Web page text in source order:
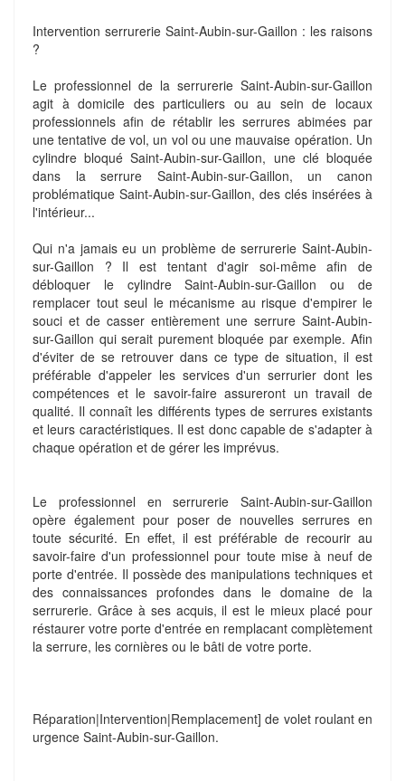
Intervention serrurerie Saint-Aubin-sur-Gaillon : les raisons
?
Le professionnel de la serrurerie Saint-Aubin-sur-Gaillon
agit à domicile des particuliers ou au sein de locaux
professionnels afin de rétablir les serrures abimées par
une tentative de vol, un vol ou une mauvaise opération. Un
cylindre bloqué Saint-Aubin-sur-Gaillon, une clé bloquée
dans la serrure Saint-Aubin-sur-Gaillon, un canon
problématique Saint-Aubin-sur-Gaillon, des clés insérées à
l'intérieur...
Qui n'a jamais eu un problème de serrurerie Saint-Aubin-
sur-Gaillon ? Il est tentant d'agir soi-même afin de
débloquer le cylindre Saint-Aubin-sur-Gaillon ou de
remplacer tout seul le mécanisme au risque d'empirer le
souci et de casser entièrement une serrure Saint-Aubin-
sur-Gaillon qui serait purement bloquée par exemple. Afin
d'éviter de se retrouver dans ce type de situation, il est
préférable d'appeler les services d'un serrurier dont les
compétences et le savoir-faire assureront un travail de
qualité. Il connaît les différents types de serrures existants
et leurs caractéristiques. Il est donc capable de s'adapter à
chaque opération et de gérer les imprévus.
Le professionnel en serrurerie Saint-Aubin-sur-Gaillon
opère également pour poser de nouvelles serrures en
toute sécurité. En effet, il est préférable de recourir au
savoir-faire d'un professionnel pour toute mise à neuf de
porte d'entrée. Il possède des manipulations techniques et
des connaissances profondes dans le domaine de la
serrurerie. Grâce à ses acquis, il est le mieux placé pour
réstaurer votre porte d'entrée en remplacant complètement
la serrure, les cornières ou le bâti de votre porte.
Réparation|Intervention|Remplacement] de volet roulant en
urgence Saint-Aubin-sur-Gaillon.